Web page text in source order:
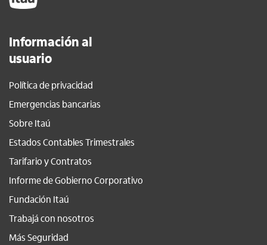
Información al
usuario
Política de privacidad
Emergencias bancarias
Sobre Itaú
Estados Contables Trimestrales
Tarifario y Contratos
Informe de Gobierno Corporativo
Fundación Itaú
Trabajá con nosotros
Más Seguridad